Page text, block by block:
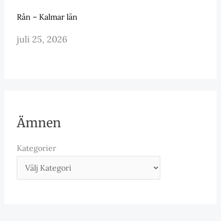
Rån – Kalmar län
juli 25, 2026
Ämnen
Kategorier